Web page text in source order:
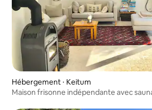
Hébergement ⋅ Keitum
Maison frisonne indépendante avec